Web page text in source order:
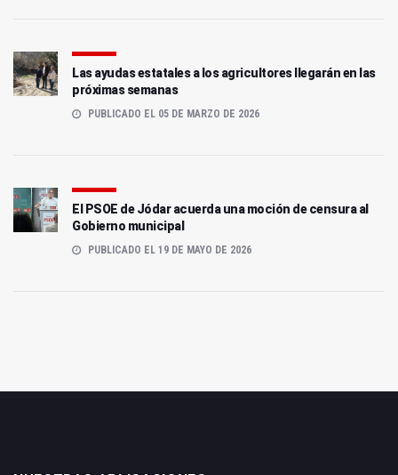
Las ayudas estatales a los agricultores llegarán en las
próximas semanas
PUBLICADO EL 05 DE MARZO DE 2026
El PSOE de Jódar acuerda una moción de censura al
Gobierno municipal
PUBLICADO EL 19 DE MAYO DE 2026